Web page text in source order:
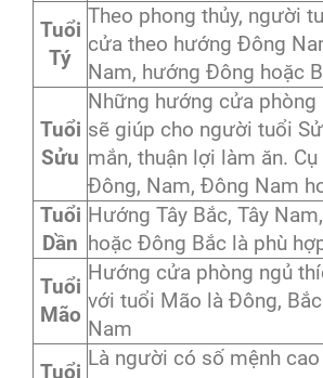
Tuổi
Tý
Theo phong thủy, người
cửa theo hướng Đông
Nam, hướng Đông hoặc
Tuổi
Sửu
Những hướng cửa phòng
sẽ giúp cho người tuổi
mắn, thuận lợi làm ăn.
Đông, Nam, Đông Nam
Tuổi
Dần
Hướng Tây Bắc, Tây
hoặc Đông Bắc là phù
Tuổi
Mão
Hướng cửa phòng ngủ
với tuổi Mão là Đông,
Nam
Tuổi
Là người có số mệnh